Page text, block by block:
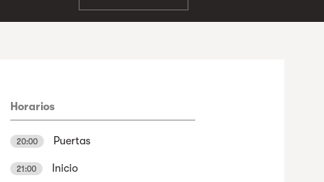
Horarios
20:00 Puertas
21:00 Inicio